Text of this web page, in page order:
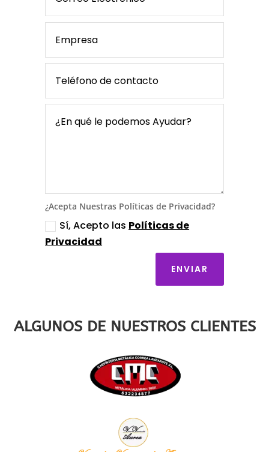
¿Acepta Nuestras Políticas de Privacidad?
Sí, Acepto las Políticas de
Privacidad
ENVIAR
ALGUNOS DE NUESTROS CLIENTES